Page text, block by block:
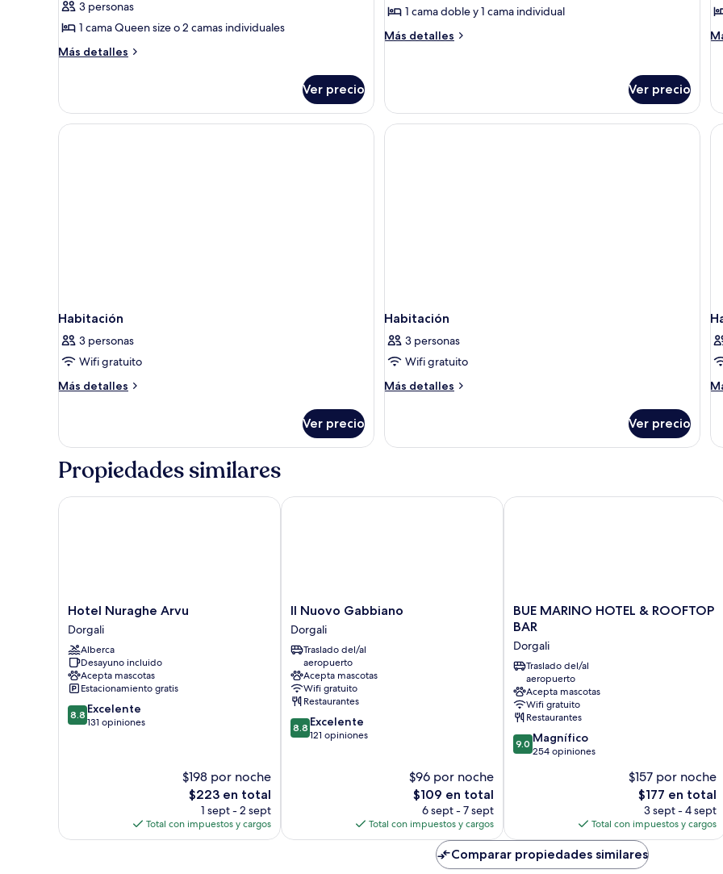
de
Habitación
superior
cama
matrimonial
3 personas
1 cama Queen size o 2 camas individuales
Más detalles
Más
superior
con
1
Ver precio
de
Habitación
1 cama doble y 1 cama individual
Más detalles
Más
estándar
Ver precio
Habitación
3 personas
Wifi gratuito
Más detalles
Más
Ver precio
Habitación
3 personas
Wifi gratuito
Más detalles
Más
Ver precio
Propiedades similares
Hotel
Nuraghe
Arvu
Dorgali
Hotel Nuraghe Arvu
Dorgali
Alberca
Desayuno incluido
Acepta mascotas
Estacionamiento gratis
8.8
de
8.8 Excelente
131 opiniones
$198 por noche
El
precio
actual
es
$223 en total
1 sept - 2 sept
Total con impuestos y cargos
Hotel Nuraghe Arvu
Il
Nuovo
Gabbiano
Dorgali
Il Nuovo Gabbiano
Dorgali
Traslado del/al
aeropuerto
Acepta mascotas
Wifi gratuito
Restaurantes
8.8
de
8.8 Excelente
121 opiniones
$96 por noche
El
precio
actual
es
$109 en total
6 sept - 7 sept
Total con impuestos y cargos
Il Nuovo Gabbiano
BUE
MARINO
&
ROOFTOP
BAR
Dorgali
BUE MARINO HOTEL & ROOFTOP
BAR
Dorgali
Traslado del/al
aeropuerto
Acepta mascotas
Wifi gratuito
Restaurantes
9.0
de
9.0 Magnífico
254 opiniones
$157 por noche
El
precio
actual
es
de
$177
$177 en total
3 sept - 4 sept
Total con impuestos y cargos
BUE MARINO HOTEL & ROOFTOP
Comparar propiedades similares